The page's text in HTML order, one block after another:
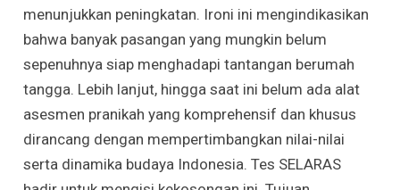
menunjukkan peningkatan. Ironi ini mengindikasikan
bahwa banyak pasangan yang mungkin belum
sepenuhnya siap menghadapi tantangan berumah
tangga. Lebih lanjut, hingga saat ini belum ada alat
asesmen pranikah yang komprehensif dan khusus
dirancang dengan mempertimbangkan nilai-nilai
serta dinamika budaya Indonesia. Tes SELARAS